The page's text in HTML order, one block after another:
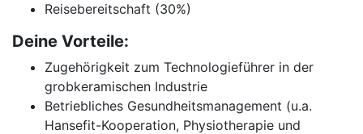
Reisebereitschaft (30%)
Deine Vorteile:
Zugehörigkeit zum Technologieführer in der
grobkeramischen Industrie
Betriebliches Gesundheitsmanagement (u.a.
Hansefit-Kooperation, Physiotherapie und